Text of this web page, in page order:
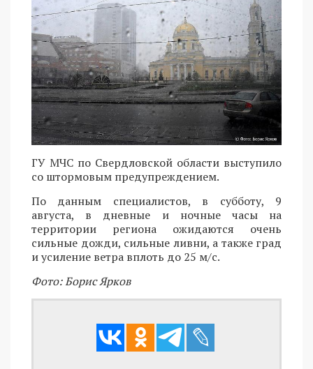
ГУ МЧС по Свердловской области выступило
со штормовым предупреждением.
По данным специалистов, в субботу, 9
августа, в дневные и ночные часы на
территории региона ожидаются очень
сильные дожди, сильные ливни, а также град
и усиление ветра вплоть до 25 м/с.
Фото: Борис Ярков